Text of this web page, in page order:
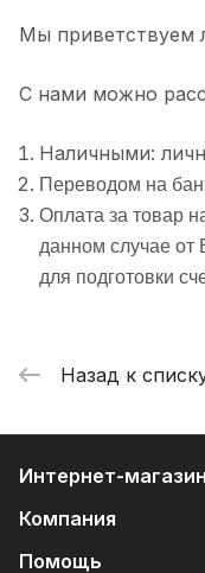
Мы приветствуем
С нами можно
Наличными:
Переводом на
Оплата за товар
данном случае от
для подготовки
Назад к
Интернет-магазин
Компания
Помощь